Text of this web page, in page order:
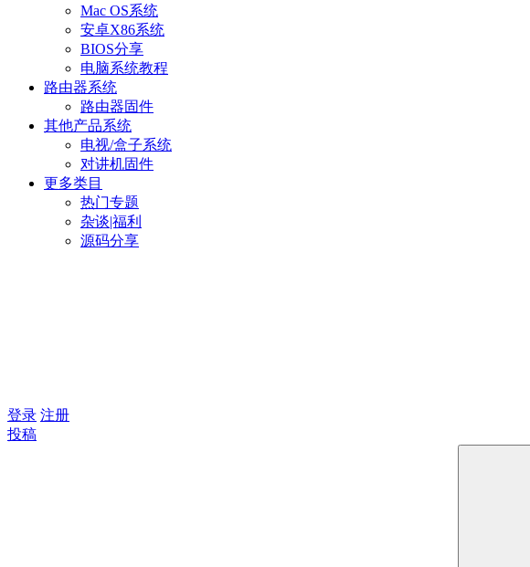
Mac OS系统
安卓X86系统
BIOS分享
电脑系统教程
路由器系统
路由器固件
其他产品系统
电视/盒子系统
对讲机固件
更多类目
热门专题
杂谈|福利
源码分享
登录 注册
投稿